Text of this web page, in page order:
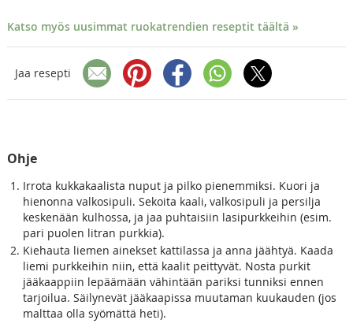
Katso myös uusimmat ruokatrendien reseptit täältä »
Jaa resepti
Ohje
Irrota kukkakaalista nuput ja pilko pienemmiksi. Kuori ja
hienonna valkosipuli. Sekoita kaali, valkosipuli ja persilja
keskenään kulhossa, ja jaa puhtaisiin lasipurkkeihin (esim.
pari puolen litran purkkia).
Kiehauta liemen ainekset kattilassa ja anna jäähtyä. Kaada
liemi purkkeihin niin, että kaalit peittyvät. Nosta purkit
jääkaappiin lepäämään vähintään pariksi tunniksi ennen
tarjoilua. Säilynevät jääkaapissa muutaman kuukauden (jos
malttaa olla syömättä heti).